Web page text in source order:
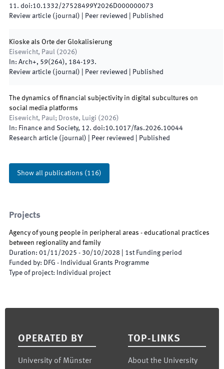
11. doi:10.1332/27528499Y2026D000000073
Review article (journal) | Peer reviewed Published
Kioske als Orte der Glokalisierung
Eisewicht, Paul ( 2026)
In: Arch+, 59(264), 184-193.
Review article (journal) | Peer reviewed Published
The dynamics of financial subjectivity in digital subcultures on
social media platforms
Eisewicht, Paul; Droste, Luigi ( 2026)
In: Finance and Society, 12. doi:10.1017/fas.2026.10044
Research article (journal) | Peer reviewed Published
Show all publications (116)
Projects
Agency of young people in peripheral areas - educational practices
between regionality and family
Duration: 01/11/2025 - 30/10/2028 1st Funding period
Funded by: DFG - Individual Grants Programme
Type of project: Individual project
OPERATED BY
University of Münster
TOP-LINKS
About the University